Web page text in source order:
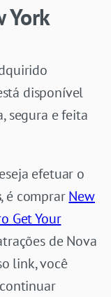
York
disponível
segura e feita
efetuar o
, é comprarNew
Get Your
de Nova
link, você